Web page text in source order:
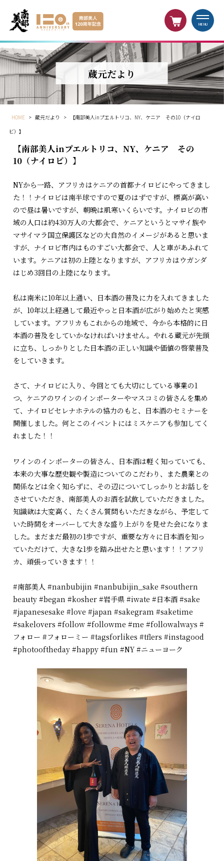
MENU
蔵元だより
HOME > 蔵元だより >
【南部美人inプエルトリコ、NY、ケニア その10（ナイロ
ビ）】
【南部美人inプエルトリコ、NY、ケニア その
10（ナイロビ）】
NYから一路、アフリカはケニアの首都ナイロビにやってきまし
た！！ナイロビは南半球ですので夏のはずですが、標高が高い
ので昼は暑いですが、朝晩は肌寒いくらいです。ナイロビの市
域の人口は約430万人の大都会で、ケニアというとマサイ族や
マサイマラ国立保護区などの大自然のイメージがあると思いま
すが、ナイロビ市内はものすごい大都会で、人と車があふれて
います。ケニアは初の上陸となりますが、アフリカはウガンダ
はじめ3回目の上陸になります。
私は南米に10年以上通い、日本酒の普及に力を入れてきました
が、10年以上経過して最近やっと日本酒が広がり始めたと実感
しています。アフリカもこれからの地域で、今から本格的に日
本酒の普及をしていかなければいけません。やれる蔵元が先頭
に立ち、しっかりとした日本酒の正しい知識や価値の啓蒙普及
をしていきます。
さて、ナイロビに入り、今回とても大切にしている事業の1
つ、ケニアのワインのインポーターやマスコミの皆さんを集め
て、ナイロビセレナホテルの協力のもと、日本酒のセミナーを
開催しました。何とこのイベントにはミスケニアも参加してく
れました！！
ワインのインポーターの皆さん、日本酒は軽く知っていても、
本来の大事な歴史観や製造についてのこだわり、また農業との
関係などは全く知らずに、その辺についてしっかりとお話しを
させていただき、南部美人のお酒を試飲していただきました。
知識欲は大変高く、たくさん質問もいただきながら、予定して
いた時間をオーバーして大きな盛り上がりを見せた会になりま
した。まだまだ最初の1歩ですが、重要な方々に日本酒を知っ
ていただけて、大きな1歩を踏み出せたと思います！！アフリ
カ、頑張っていきます！！
#南部美人 #nanbubijin #nanbubijin_sake #southern
beauty #began #kosher #岩手県 #iwate #日本酒 #sake
#japanesesake #love #japan #sakegram #saketime
#sakelovers #follow #followme #me #followalways #
フォロー #フォローミー #tagsforlikes #tflers #instagood
#photooftheday #happy #fun #NY #ニューヨーク